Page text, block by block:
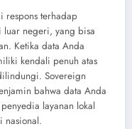
respons terhadap
luar negeri, yang bisa
Ketika data Anda
kendali penuh atas
Sovereign
bahwa data Anda
layanan lokal
nasional.